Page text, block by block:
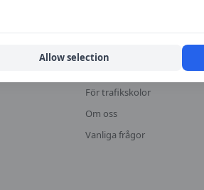
För trafikskolor
Om oss
Vanliga frågor
Allow selection